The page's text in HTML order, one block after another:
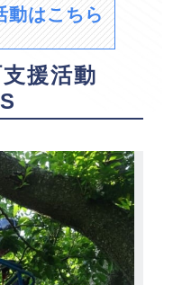
動はこちら
援活動